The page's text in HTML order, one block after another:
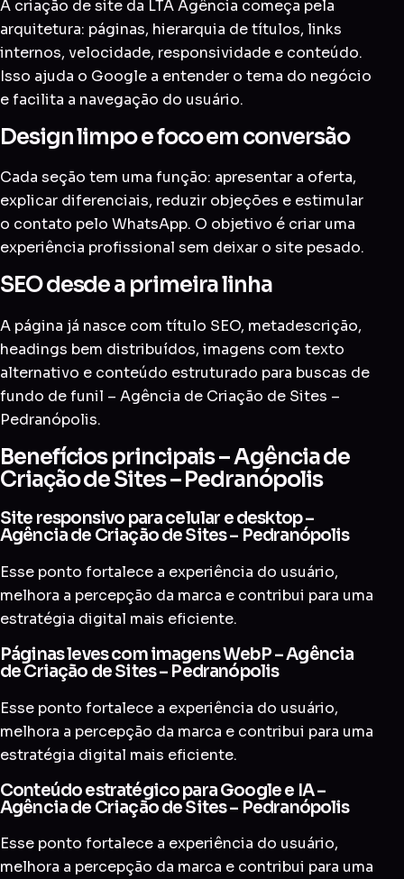
A criação de site da LTA Agência começa pela
arquitetura: páginas, hierarquia de títulos, links
internos, velocidade, responsividade e conteúdo.
Isso ajuda o Google a entender o tema do negócio
e facilita a navegação do usuário.
Design limpo e foco em conversão
Cada seção tem uma função: apresentar a oferta,
explicar diferenciais, reduzir objeções e estimular
o contato pelo WhatsApp. O objetivo é criar uma
experiência profissional sem deixar o site pesado.
SEO desde a primeira linha
A página já nasce com título SEO, metadescrição,
headings bem distribuídos, imagens com texto
alternativo e conteúdo estruturado para buscas de
fundo de funil – Agência de Criação de Sites –
Pedranópolis.
Benefícios principais – Agência de
Criação de Sites – Pedranópolis
Site responsivo para celular e desktop –
Agência de Criação de Sites – Pedranópolis
Esse ponto fortalece a experiência do usuário,
melhora a percepção da marca e contribui para uma
estratégia digital mais eficiente.
Páginas leves com imagens WebP – Agência
de Criação de Sites – Pedranópolis
Esse ponto fortalece a experiência do usuário,
melhora a percepção da marca e contribui para uma
estratégia digital mais eficiente.
Conteúdo estratégico para Google e IA –
Agência de Criação de Sites – Pedranópolis
Esse ponto fortalece a experiência do usuário,
melhora a percepção da marca e contribui para uma